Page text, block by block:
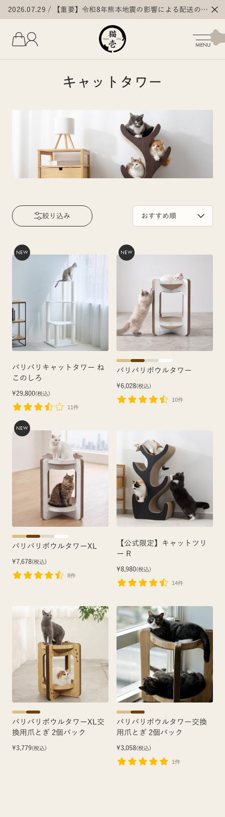
2026.07.29
【重要】令和8年熊本地震の影響による配送の遅
延・停止について
キャットタワー
絞り込み
NEW
バリバリキャットタワー ね
このしろ
¥29,800(税込)
11件
NEW
バリバリボウルタワー
¥6,028(税込)
10件
NEW
バリバリボウルタワーXL
¥7,678(税込)
8件
【公式限定】キャットツリ
ー R
¥8,980(税込)
14件
バリバリボウルタワーXL交
換用爪とぎ 2個パック
¥3,779(税込)
バリバリボウルタワー交換
用爪とぎ 2個パック
¥3,058(税込)
1件